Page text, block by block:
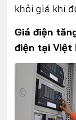
khỏi giá khí
Giá điện
điện tại Việt